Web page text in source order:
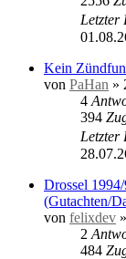
Letzter
Kein
von PaHan »
4
394
Letzter
Drossel
(Gutachten/
von felixdev »
2
484